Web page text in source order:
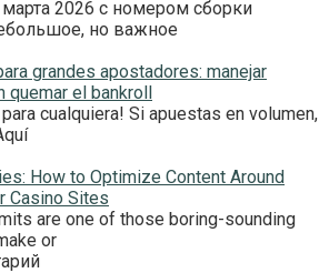
2026 с номером сборки
но важное
grandes apostadores: manejar
quemar el bankroll
cualquiera! Si apuestas en volumen,
How to Optimize Content Around
Casino Sites
are one of those boring-sounding
or